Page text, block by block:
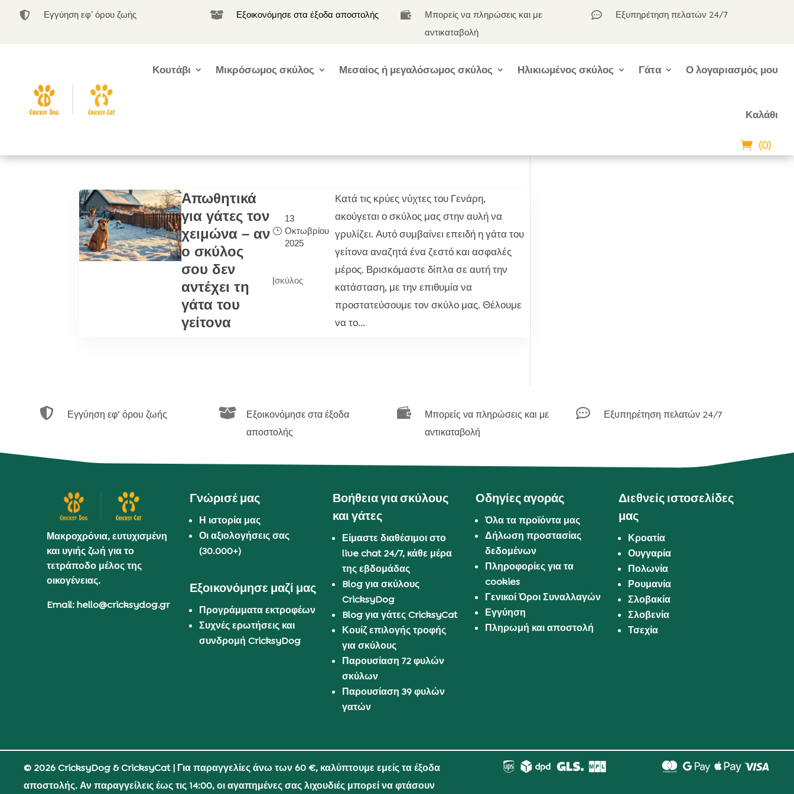
 Εγγύηση εφ’ όρου ζωής  Εξοικονόμησε στα έξοδα αποστολής 
Μπορείς να πληρώσεις και με
αντικαταβολή
 Εξυπηρέτηση πελατών 24/7
Κουτάβι Μικρόσωμος σκύλος Μεσαίος ή μεγαλόσωμος σκύλος Ηλικιωμένος σκύλος Γάτα Ο λογαριασμός μου
Καλάθι
(0)
Απωθητικά
για γάτες τον
χειμώνα – αν
ο σκύλος
σου δεν
αντέχει τη
γάτα του
γείτονα
13
Οκτωβρίου
2025
|σκύλος
Κατά τις κρύες νύχτες του Γενάρη,
ακούγεται ο σκύλος μας στην αυλή να
γρυλίζει. Αυτό συμβαίνει επειδή η γάτα του
γείτονα αναζητά ένα ζεστό και ασφαλές
μέρος. Βρισκόμαστε δίπλα σε αυτή την
κατάσταση, με την επιθυμία να
προστατεύσουμε τον σκύλο μας. Θέλουμε
να το...
 Εγγύηση εφ’ όρου ζωής 
Εξοικονόμησε στα έξοδα
αποστολής

Μπορείς να πληρώσεις και με
αντικαταβολή
 Εξυπηρέτηση πελατών 24/7
Μακροχρόνια, ευτυχισμένη
και υγιής ζωή για το
τετράποδο μέλος της
οικογένειας.
Email: hello@cricksydog.gr
Γνώρισέ μας
Η ιστορία μας
Οι αξιολογήσεις σας
(30.000+)
Εξοικονόμησε μαζί μας
Προγράμματα εκτροφέων
Συχνές ερωτήσεις και
συνδρομή CricksyDog
Βοήθεια για σκύλους
και γάτες
Είμαστε διαθέσιμοι στο
live chat 24/7, κάθε μέρα
της εβδομάδας
Blog για σκύλους
CricksyDog
Blog για γάτες CricksyCat
Κουίζ επιλογής τροφής
για σκύλους
Παρουσίαση 72 φυλών
σκύλων
Παρουσίαση 39 φυλών
γατών
Οδηγίες αγοράς
Όλα τα προϊόντα μας
Δήλωση προστασίας
δεδομένων
Πληροφορίες για τα
cookies
Γενικοί Όροι Συναλλαγών
Εγγύηση
Πληρωμή και αποστολή
Διεθνείς ιστοσελίδες
μας
Κροατία
Ουγγαρία
Πολωνία
Ρουμανία
Σλοβακία
Σλοβενία
Τσεχία
© 2026 CricksyDog & CricksyCat| Για παραγγελίες άνω των 60 €, καλύπτουμε εμείς τα έξοδα
αποστολής. Αν παραγγείλεις έως τις 14:00, οι αγαπημένες σας λιχουδιές μπορεί να φτάσουν